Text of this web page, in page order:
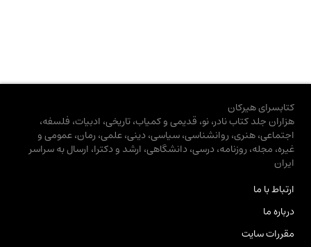
کتابسرای هیرکان
هزاران جلد کتاب نادر، نو، قدیمی و کمیاب، تاریخی، ادبیات، فلسفه،
اجتماعی، هنری، روانشناسی، سیاسی، دینی، علمی، رمان، عمومی و
غیره، مجله، روزنامه، درسی، دانشگاهی، ارشد و دکترا، ارسال به سراسر
ایران
ارتباط با ما
درباره ما
مقررات سایت